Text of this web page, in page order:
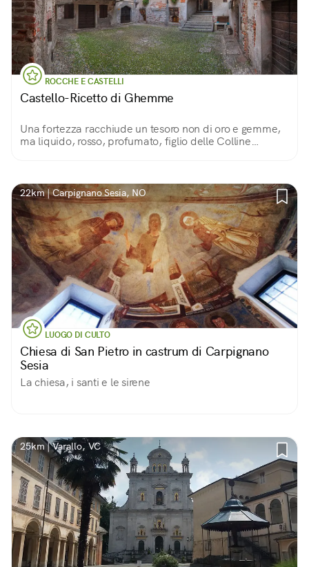
ROCCHE E CASTELLI
Castello-Ricetto di Ghemme
Una fortezza racchiude un tesoro non di oro e gemme,
ma liquido, rosso, profumato, figlio delle Colline
22km | Carpignano Sesia, NO
LUOGO DI CULTO
Chiesa di San Pietro in castrum di Carpignano
Sesia
La chiesa, i santi e le sirene
25km | Varallo, VC